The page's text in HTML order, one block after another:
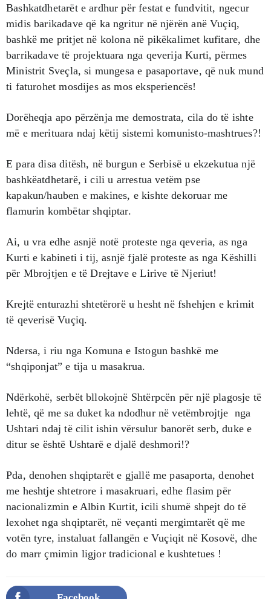
Bashkatdhetarët e ardhur për festat e fundvitit, ngecur
midis barikadave që ka ngritur në njërën anë Vuçiq,
bashkë me pritjet në kolona në pikëkalimet kufitare, dhe
barrikadave të projektuara nga qeverija Kurti, përmes
Ministrit Sveçla, si mungesa e pasaportave, që nuk mund
ti faturohet mosdijes as mos eksperiencës!
Dorëheqja apo përzënja me demostrata, cila do të ishte
më e merituara ndaj këtij sistemi komunisto-mashtrues?!
E para disa ditësh, në burgun e Serbisë u ekzekutua një
bashkëatdhetarë, i cili u arrestua vetëm pse
kapakun/hauben e makines, e kishte dekoruar me
flamurin kombëtar shqiptar.
Ai, u vra edhe asnjë notë proteste nga qeveria, as nga
Kurti e kabineti i tij, asnjë fjalë proteste as nga Këshilli
për Mbrojtjen e të Drejtave e Lirive të Njeriut!
Krejtë enturazhi shtetërorë u hesht në fshehjen e krimit
të qeverisë Vuçiq.
Ndersa, i riu nga Komuna e Istogun bashkë me
“shqiponjat” e tija u masakrua.
Ndërkohë, serbët bllokojnë Shtërpcën për një plagosje të
lehtë, që me sa duket ka ndodhur në vetëmbrojtje nga
Ushtari ndaj të cilit ishin vërsulur banorët serb, duke e
ditur se është Ushtarë e djalë deshmori!?
Pda, denohen shqiptarët e gjallë me pasaporta, denohet
me heshtje shtetrore i masakruari, edhe flasim për
nacionalizmin e Albin Kurtit, icili shumë shpejt do të
lexohet nga shqiptarët, në veçanti mergimtarët që me
votën tyre, instaluat fallangën e Vuçiqit në Kosovë, dhe
do marr çmimin ligjor tradicional e kushtetues !